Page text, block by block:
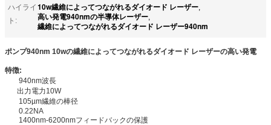
ハイライ
ト:
10w繊維によってつながれるダイオード レーザー,
高い発電940nmの半導体レーザー,
繊維によってつながれるダイオード レーザー940nm
ポンプ940nm 10wの繊維によってつながれるダイオード レーザーの高い発電
特徴:
940nm波長
出力電力10W
105µm繊維の棒径
0.22NA
1400nm-6200nmフィードバックの保護